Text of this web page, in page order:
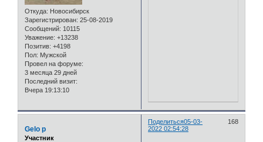
Откуда: Новосибирск
Зарегистрирован: 25-08-2019
Сообщений: 10115
Уважение: +13238
Позитив: +4198
Пол: Мужской
Провел на форуме:
3 месяца 29 дней
Последний визит:
Вчера 19:13:10
Поделиться 168
05-03-
2022 02:54:28
Gelo p
Участник